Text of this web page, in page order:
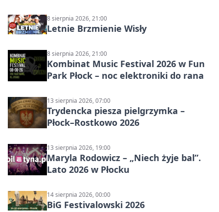
8 sierpnia 2026, 21:00
Letnie Brzmienie Wisły
8 sierpnia 2026, 21:00
Kombinat Music Festival 2026 w Fun
Park Płock – noc elektroniki do rana
13 sierpnia 2026, 07:00
Trydencka piesza pielgrzymka –
Płock–Rostkowo 2026
13 sierpnia 2026, 19:00
Maryla Rodowicz – „Niech żyje bal”.
Lato 2026 w Płocku
14 sierpnia 2026, 00:00
BiG Festivalowski 2026